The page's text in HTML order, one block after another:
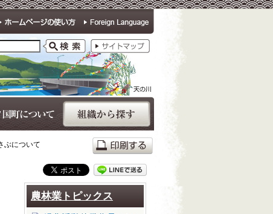
ぶについて
農林業トピックス